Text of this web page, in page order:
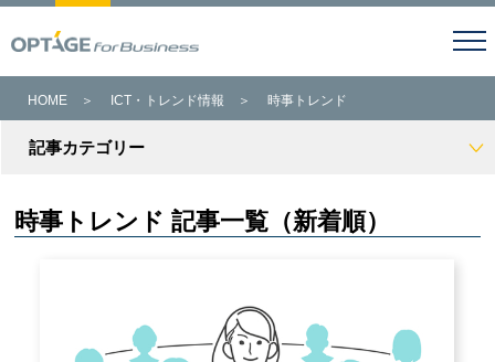
HOME＞ ICT・トレンド情報 ＞ 時事トレンド
時事トレンド 記事一覧（新着順）
記事カテゴリー